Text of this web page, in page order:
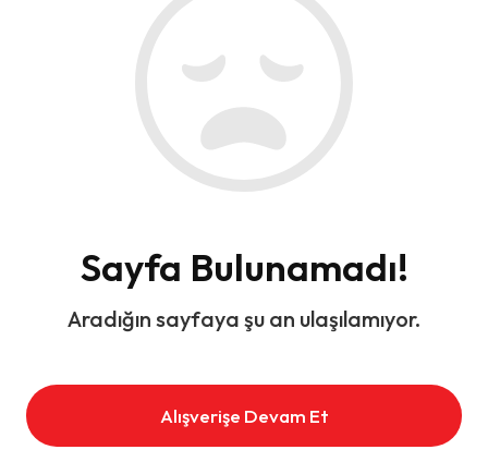
Sayfa Bulunamadı!
Aradığın sayfaya şu an ulaşılamıyor.
Alışverişe Devam Et